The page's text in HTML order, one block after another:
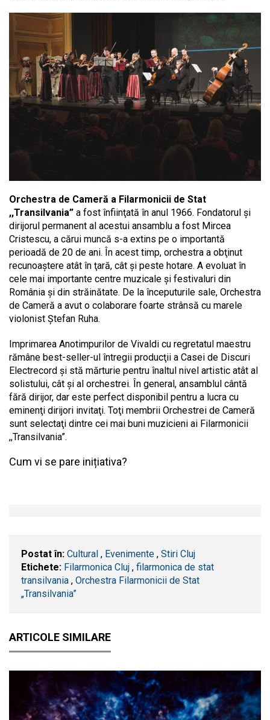
Orchestra de Cameră a Filarmonicii de Stat
,,Transilvania” a fost înfiinţată în anul 1966. Fondatorul şi
dirijorul permanent al acestui ansamblu a fost Mircea
Cristescu, a cărui muncă s-a extins pe o importantă
perioadă de 20 de ani. În acest timp, orchestra a obţinut
recunoaştere atât în ţară, cât şi peste hotare. A evoluat în
cele mai importante centre muzicale şi festivaluri din
România şi din străinătate. De la începuturile sale, Orchestra
de Cameră a avut o colaborare foarte strânsă cu marele
violonist Ştefan Ruha.
Imprimarea Anotimpurilor de Vivaldi cu regretatul maestru
rămâne best-seller-ul întregii producţii a Casei de Discuri
Electrecord şi stă mărturie pentru înaltul nivel artistic atât al
solistului, cât şi al orchestrei. În general, ansamblul cântă
fără dirijor, dar este perfect disponibil pentru a lucra cu
eminenţi dirijori invitaţi. Toţi membrii Orchestrei de Cameră
sunt selectaţi dintre cei mai buni muzicieni ai Filarmonicii
,,Transilvania”.
Cum vi se pare inițiativa?
Postat în: Cultural , Evenimente , Stiri Cluj
Etichete: Filarmonica Cluj , filarmonica de stat
transilvania , Orchestra Filarmonicii de Stat
„Transilvania”
ARTICOLE SIMILARE